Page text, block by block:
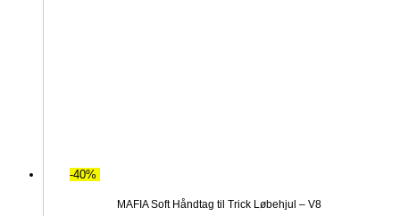
-40%
MAFIA Soft Håndtag til Trick Løbehjul – V8